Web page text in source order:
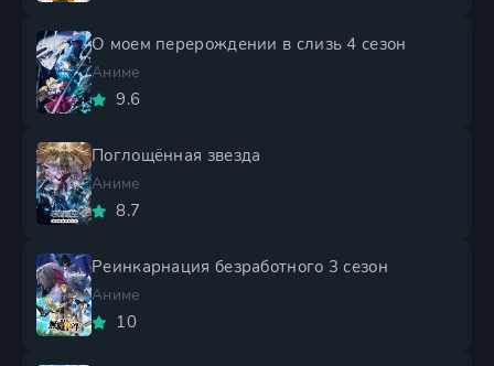
О моем перерождении в слизь 4 сезон
Аниме
9.6
Поглощённая звезда
Аниме
8.7
Реинкарнация безработного 3 сезон
Аниме
10